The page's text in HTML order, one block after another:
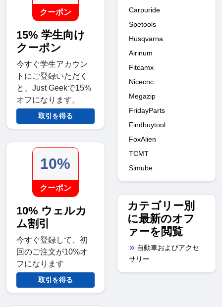
クーポン
15% 学生向け
クーポン
今すぐ学生アカウン
トにご登録いただく
と、Just Geekで15%
オフになります。
取引を得る
10%
クーポン
10% ウェルカ
ム割引
今すぐ登録して、初
回のご注文が10%オ
フになります
取引を得る
Carpuride
Spetools
Husqvarna
Airinum
Fitcamx
Nicecnc
Megazip
FridayParts
Findbuytool
FoxAlien
TCMT
Simube
カテゴリー別
に最新のオフ
ァーを閲覧
自動車およびアクセ
サリー